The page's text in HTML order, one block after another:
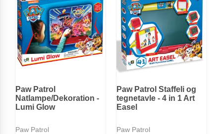
Paw Patrol
Natlampe/Dekoration -
Lumi Glow
Paw Patrol
Paw Patrol Staffeli og
tegnetavle - 4 in 1 Art
Easel
Paw Patrol